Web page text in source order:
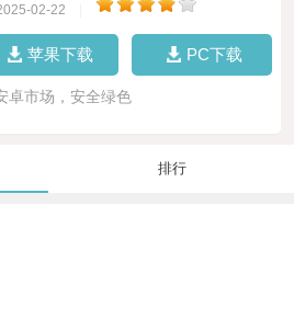
02-22
苹果下载 PC下载
卓市场，安全绿色
排行